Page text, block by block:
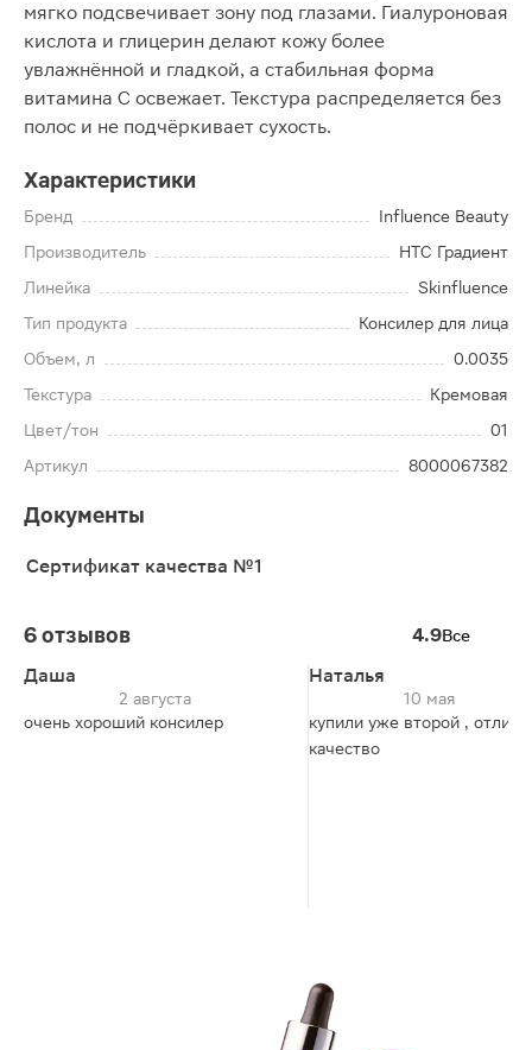
мягко подсвечивает зону под глазами. Гиалуроновая
кислота и глицерин делают кожу более
увлажнённой и гладкой, а стабильная форма
витамина С освежает. Текстура распределяется без
полос и не подчёркивает сухость.
Характеристики
Бренд
Influence Beauty
Производитель
НТС Градиент
Линейка
Skinfluence
Тип продукта
Консилер для лица
Объем, л
0.0035
Текстура
Кремовая
Цвет/тон
01
Артикул
8000067382
Документы
Сертификат качества №1
6 отзывов 4.9Все
Даша
2 августа
очень хороший консилер
Наталья
10 мая
купили уже второй ,
качество